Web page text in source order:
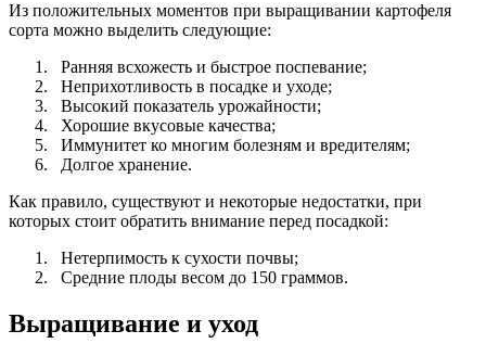
Из положительных моментов при выращивании картофеля
сорта можно выделить следующие:
Ранняя всхожесть и быстрое поспевание;
Неприхотливость в посадке и уходе;
Высокий показатель урожайности;
Хорошие вкусовые качества;
Иммунитет ко многим болезням и вредителям;
Долгое хранение.
Как правило, существуют и некоторые недостатки, при
которых стоит обратить внимание перед посадкой:
Нетерпимость к сухости почвы;
Средние плоды весом до 150 граммов.
Выращивание и уход